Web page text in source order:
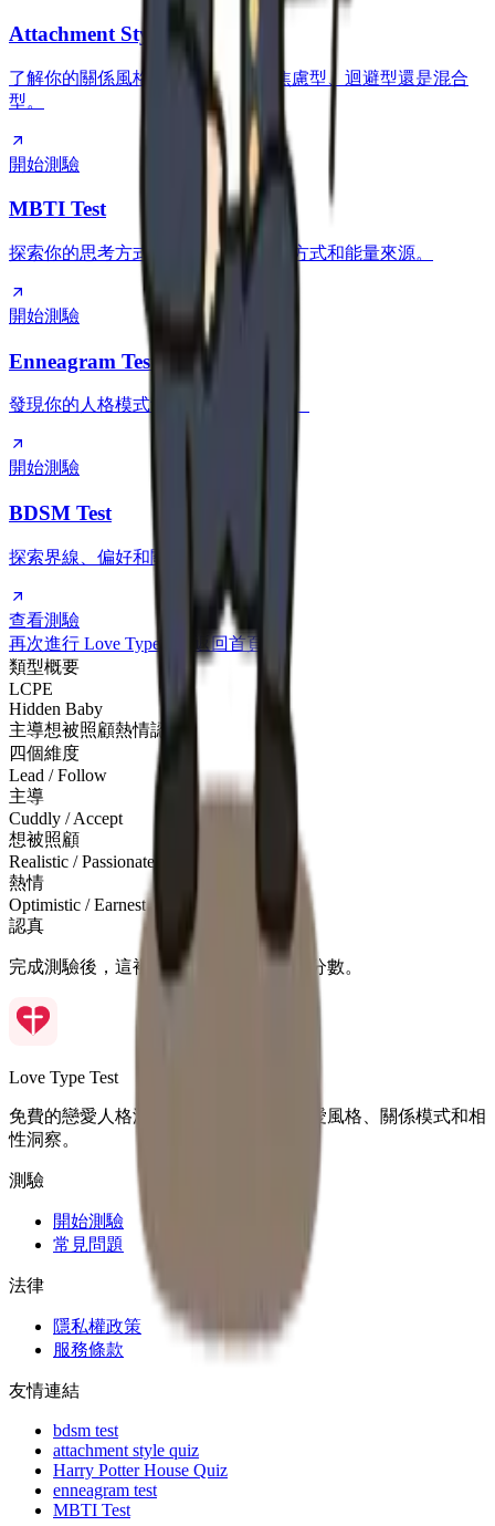
Attachment Style Quiz
了解你的關係風格更接近安全型、焦慮型、迴避型還是混合
型。
開始測驗
MBTI Test
探索你的思考方式、決策方式、社交方式和能量來源。
開始測驗
Enneagram Test
發現你的人格模式背後的動機和恐懼。
開始測驗
BDSM Test
探索界線、偏好和關係互動模式。
查看測驗
再次進行 Love Type Test
返回首頁
類型概要
LCPE
Hidden Baby
主導想被照顧熱情認真
四個維度
Lead / Follow
主導
Cuddly / Accept
想被照顧
Realistic / Passionate
熱情
Optimistic / Earnest
認真
完成測驗後，這裡會顯示你的個人維度分數。
Love Type Test
免費的戀愛人格測驗，用來發現你的戀愛風格、關係模式和相
性洞察。
測驗
開始測驗
常見問題
法律
隱私權政策
服務條款
友情連結
bdsm test
attachment style quiz
Harry Potter House Quiz
enneagram test
MBTI Test